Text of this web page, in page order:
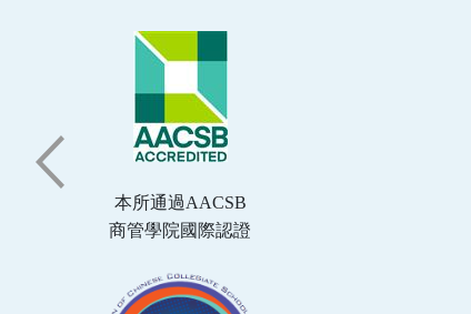
本所通過AACSB
商管學院國際認證